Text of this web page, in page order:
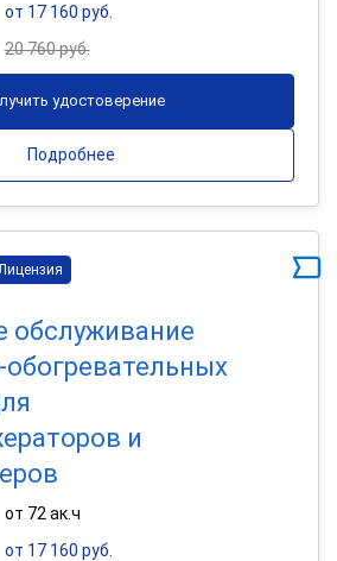
от 17 160 руб.
20 760 руб.
удостоверение
Подробнее
обслуживание
и
от 72 ак.ч
от 17 160 руб.